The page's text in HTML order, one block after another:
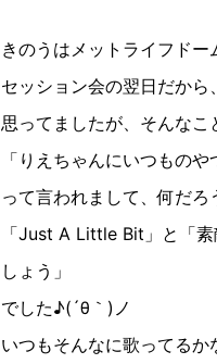
きのうはメットライフドー
セッション会の翌日だから
思ってましたが、そんな
「りえちゃんにいつものや
って言われまして、何だろ
「Just A Little Bit 」と「
しょう」
でした♪︎( ´θ ｀ ) ノ
いつもそんなに歌ってるか